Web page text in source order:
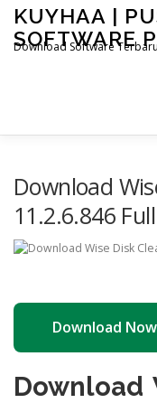
Skip
content
KUYHAA |
SOFTWARE
Download Software
Download
11.2.6.846
Download Now
Download